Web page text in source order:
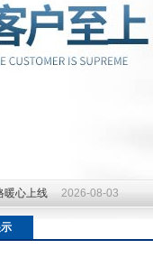
暖心上线 2026-08-03
心上线